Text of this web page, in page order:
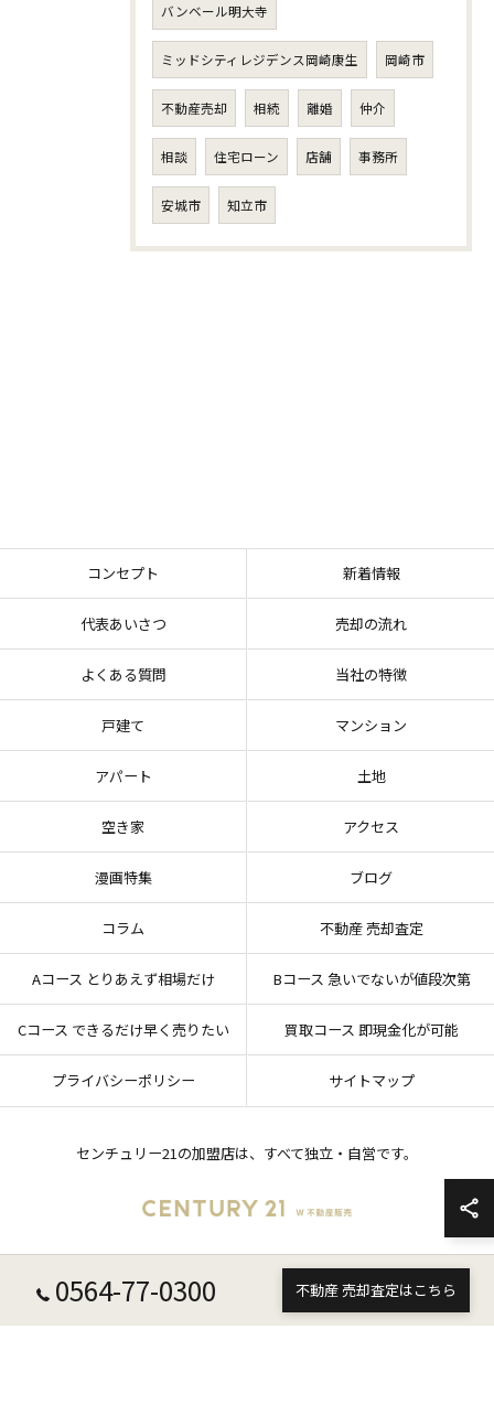
バンベール明大寺
ミッドシティレジデンス岡崎康生 岡崎市
不動産売却 相続 離婚 仲介
相談 住宅ローン 店舗 事務所
安城市 知立市
0564-77-0300 不動産 売却査定はこちら
コンセプト 新着情報
代表あいさつ 売却の流れ
よくある質問 当社の特徴
戸建て マンション
アパート 土地
空き家 アクセス
漫画特集 ブログ
コラム 不動産 売却査定
Aコース とりあえず相場だけ Bコース 急いでないが値段次第
Cコース できるだけ早く売りたい 買取コース 即現金化が可能
プライバシーポリシー サイトマップ
センチュリー21の加盟店は、すべて独立・自営です。
© 2026 愛知県岡崎市の不動産売却ならセンチュリー21 W不動産販売 ALL RIGHTS
RESERVED.